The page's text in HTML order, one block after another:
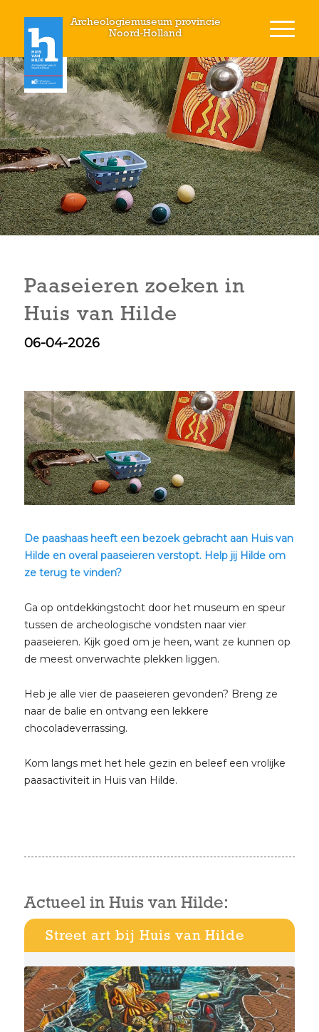
Archeologiemuseum provincie
Noord-Holland
Paaseieren zoeken in
Huis van Hilde
06-04-2026
De paashaas heeft een bezoek gebracht aan Huis van
Hilde en overal paaseieren verstopt. Help jij Hilde om
ze terug te vinden?
Ga op ontdekkingstocht door het museum en speur
tussen de archeologische vondsten naar vier
paaseieren. Kijk goed om je heen, want ze kunnen op
de meest onverwachte plekken liggen.
Heb je alle vier de paaseieren gevonden? Breng ze
naar de balie en ontvang een lekkere
chocoladeverrassing.
Kom langs met het hele gezin en beleef een vrolijke
paasactiviteit in Huis van Hilde.
Actueel in Huis van Hilde:
Street art bij Huis van Hilde